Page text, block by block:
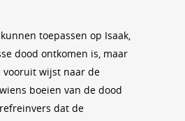
toepassen op Isaak,
dood ontkomen is, maar
vooruit wijst naar de
boeien van de dood
dat de